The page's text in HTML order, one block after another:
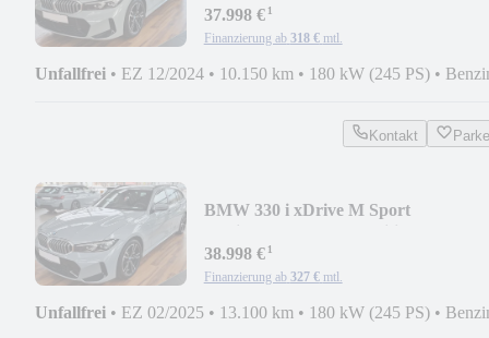
37.998 €¹
Finanzierung ab 318 € mtl.
Unfallfrei • EZ 12/2024 • 10.150 km • 180 kW (245 PS) •
Kontakt
BMW 330 i xDrive M Sport
38.998 €¹
Finanzierung ab 327 € mtl.
Unfallfrei • EZ 02/2025 • 13.100 km • 180 kW (245 PS) •